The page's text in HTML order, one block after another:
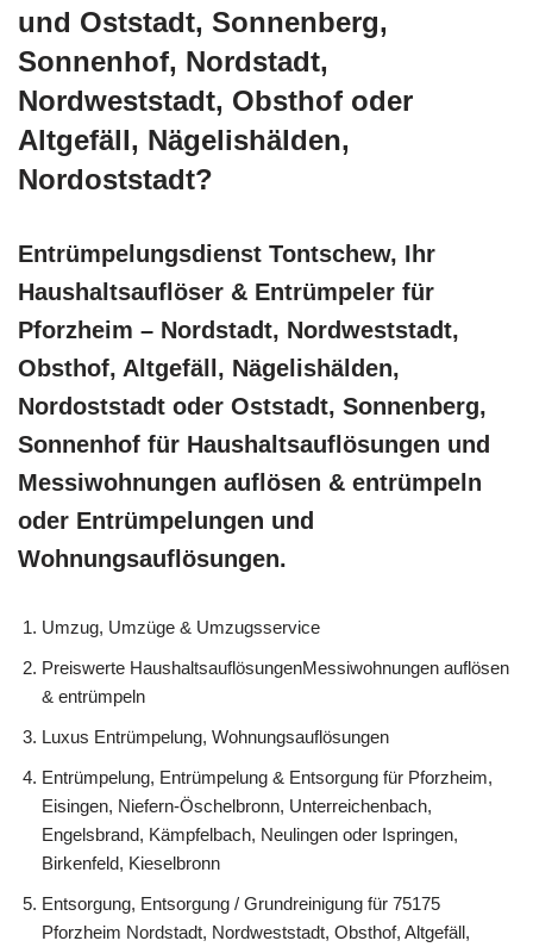
und Oststadt, Sonnenberg,
Sonnenhof, Nordstadt,
Nordweststadt, Obsthof oder
Altgefäll, Nägelishälden,
Nordoststadt?
Entrümpelungsdienst Tontschew, Ihr
Haushaltsauflöser & Entrümpeler für
Pforzheim – Nordstadt, Nordweststadt,
Obsthof, Altgefäll, Nägelishälden,
Nordoststadt oder Oststadt, Sonnenberg,
Sonnenhof für Haushaltsauflösungen und
Messiwohnungen auflösen & entrümpeln
oder Entrümpelungen und
Wohnungsauflösungen.
Umzug, Umzüge & Umzugsservice
Preiswerte HaushaltsauflösungenMessiwohnungen auflösen
& entrümpeln
Luxus Entrümpelung, Wohnungsauflösungen
Entrümpelung, Entrümpelung & Entsorgung für Pforzheim,
Eisingen, Niefern-Öschelbronn, Unterreichenbach,
Engelsbrand, Kämpfelbach, Neulingen oder Ispringen,
Birkenfeld, Kieselbronn
Entsorgung, Entsorgung / Grundreinigung für 75175
Pforzheim Nordstadt, Nordweststadt, Obsthof, Altgefäll,